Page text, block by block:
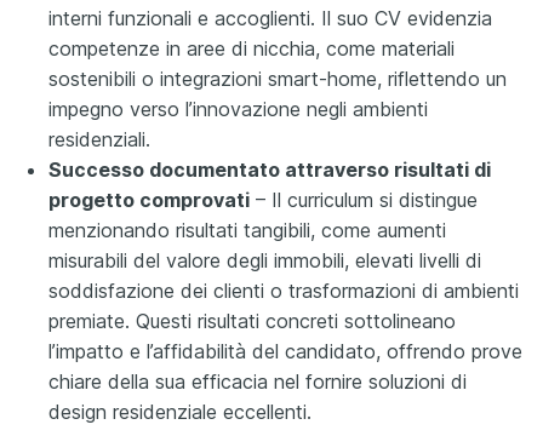
interni funzionali e accoglienti. Il suo CV evidenzia
competenze in aree di nicchia, come materiali
sostenibili o integrazioni smart-home, riflettendo un
impegno verso l’innovazione negli ambienti
residenziali.
Successo documentato attraverso risultati di
progetto comprovati – Il curriculum si distingue
menzionando risultati tangibili, come aumenti
misurabili del valore degli immobili, elevati livelli di
soddisfazione dei clienti o trasformazioni di ambienti
premiate. Questi risultati concreti sottolineano
l’impatto e l’affidabilità del candidato, offrendo prove
chiare della sua efficacia nel fornire soluzioni di
design residenziale eccellenti.